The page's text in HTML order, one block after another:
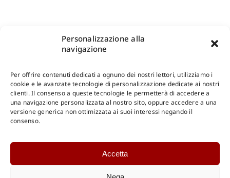
Personalizzazione alla
navigazione
Per offrire contenuti dedicati a ognuno dei nostri lettori, utilizziamo i
cookie e le avanzate tecnologie di personalizzazione dedicate ai nostri
clienti. Il consenso a queste tecnologie le permetterà di accedere a
una navigazione personalizzata al nostro sito, oppure accedere a una
versione generica non ottimizzata ai suoi interessi negando il
consenso.
Accetta
Shop Gangemi Editore-Pagamenti Sicuri e anche Rateali
Catalogo Online
Catalogo Internazionale